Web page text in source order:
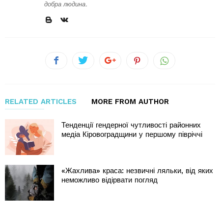
добра людина.
RELATED ARTICLES MORE FROM AUTHOR
Тенденції гендерної чутливості районних
медіа Кіровоградщини у першому півріччі
«Жахлива» краса: незвичні ляльки, від яких
неможливо відірвати погляд